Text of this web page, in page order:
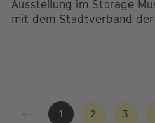
Ausstellung im Storage
mit dem Stadtverband der
1 2 3